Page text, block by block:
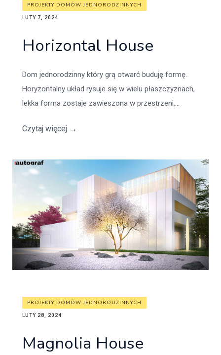
PROJEKTY DOMÓW JEDNORODZINNYCH
LUTY 7, 2024
Horizontal House
Dom jednorodzinny który grą otwarć buduję formę.
Horyzontalny układ rysuje się w wielu płaszczyznach,
lekka forma zostaje zawieszona w przestrzeni,...
Czytaj więcej →
PROJEKTY DOMÓW JEDNORODZINNYCH
LUTY 28, 2024
Magnolia House